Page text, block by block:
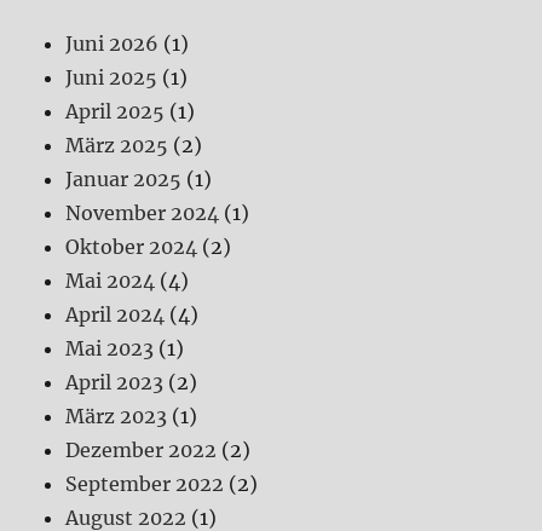
Juni 2026 (1)
Juni 2025 (1)
April 2025 (1)
März 2025 (2)
Januar 2025 (1)
November 2024 (1)
Oktober 2024 (2)
Mai 2024 (4)
April 2024 (4)
Mai 2023 (1)
April 2023 (2)
März 2023 (1)
Dezember 2022 (2)
September 2022 (2)
August 2022 (1)